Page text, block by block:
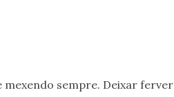
sempre. Deixar ferver